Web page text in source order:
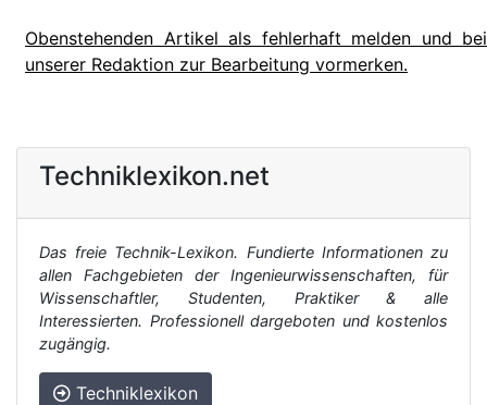
Obenstehenden Artikel als fehlerhaft melden und bei
unserer Redaktion zur Bearbeitung vormerken.
Techniklexikon.net
Das freie Technik-Lexikon. Fundierte Informationen zu
allen Fachgebieten der Ingenieurwissenschaften, für
Wissenschaftler, Studenten, Praktiker & alle
Interessierten. Professionell dargeboten und kostenlos
zugängig.
Techniklexikon